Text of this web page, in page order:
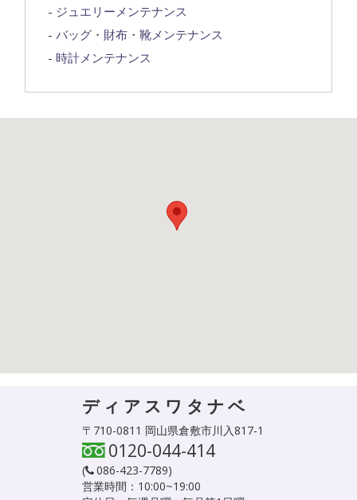
ジュエリーメンテナンス
バッグ・財布・靴メンテナンス
時計メンテナンス
ディアスワタナベ
〒710-0811 岡山県倉敷市川入817-1
0120-044-414
( 086-423-7789)
営業時間：10:00~19:00